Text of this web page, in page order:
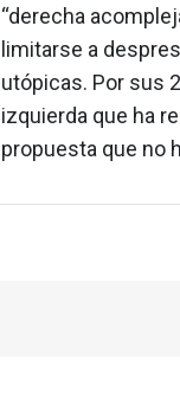
“derecha
limitarse a
utópicas. Por sus
izquierda que ha
propuesta que no